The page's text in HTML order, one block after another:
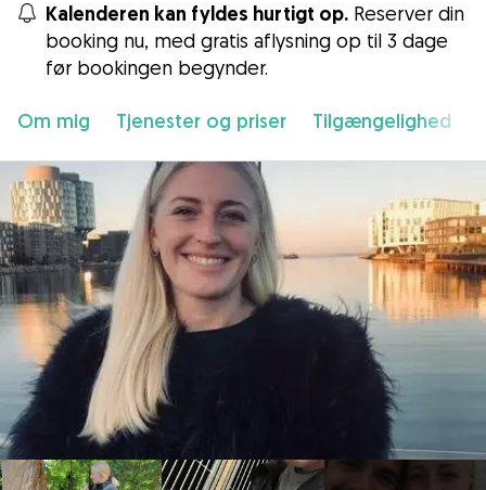
Kalenderen kan fyldes hurtigt op. Reserver din
booking nu, med gratis aflysning op til 3 dage
før bookingen begynder.
Om mig Tjenester og priser Tilgængelighed